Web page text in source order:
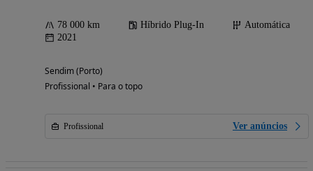
78 000 km Híbrido Plug-In
Automática
2021
Sendim (Porto)
Profissional • Para o topo
Profissional Ver anúncios